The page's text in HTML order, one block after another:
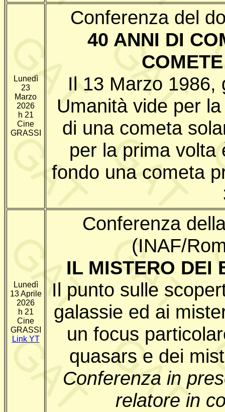
Lunedì
23
Marzo
2026
h 21
Cine
GRASSI
Conferenza del
40 ANNI DI
Il 13 Marzo 1986,
Umanità vide per
di una cometa
per la prima volta
fondo una cometa
Lunedì
13 Aprile
2026
h 21
Cine
GRASSI
Link YT
Conferenza
(INAF/
IL MISTERO DEI
Il punto sulle
galassie ed ai
un focus
quasars e dei
Conferenza in
relatore in